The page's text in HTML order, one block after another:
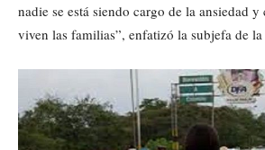
nadie se está siendo cargo de la ansiedad
viven las familias”, enfatizó la subjefa de